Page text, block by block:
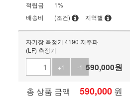
적립금
1%
배송비
(조건) 지역별
자기장 측정기 4190 저주파
(LF) 측정기
+1
-1 590,000원
총 상품 금액 590,000 원